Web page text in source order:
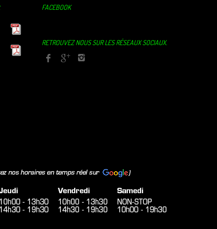
FACEBOOK
RETROUVEZ NOUS SUR LES RÉSEAUX SOCIAUX.